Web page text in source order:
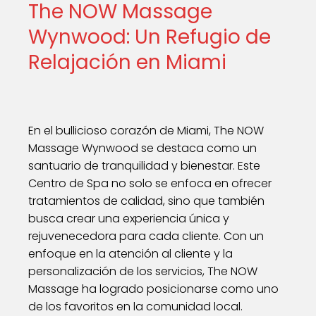
The NOW Massage
Wynwood: Un Refugio de
Relajación en Miami
En el bullicioso corazón de Miami, The NOW
Massage Wynwood se destaca como un
santuario de tranquilidad y bienestar. Este
Centro de Spa no solo se enfoca en ofrecer
tratamientos de calidad, sino que también
busca crear una experiencia única y
rejuvenecedora para cada cliente. Con un
enfoque en la atención al cliente y la
personalización de los servicios, The NOW
Massage ha logrado posicionarse como uno
de los favoritos en la comunidad local.